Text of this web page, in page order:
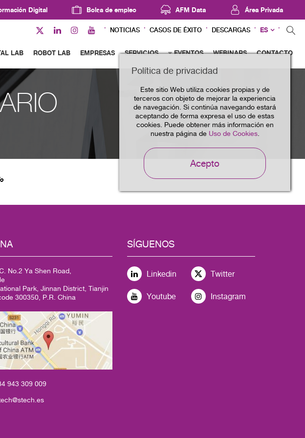
Digital Bolsa de empleo AFM Data Área Privada
NOTICIAS CASOS DE ÉXITO DESCARGAS ES
LAB ROBOT LAB EMPRESAS SERVICIOS EVENTOS WEBINARS CONTACTO
Política de privacidad
Este sitio Web utiliza cookies propias y de
terceros con objeto de mejorar la experiencia
de navegación. Si continúa navegando estará
aceptando de forma expresa el uso de estas
cookies. Puede obtener más información en
nuestra página de Uso de Cookies.
Acepto
No.2 Ya Shen Road,
Park, Jinnan District, Tianjin
300350, P.R. China
943 309 009
SÍGUENOS
Linkedin Twitter
Youtube Instagram